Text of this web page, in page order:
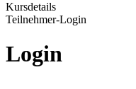
Kursdetails
Teilnehmer-Login
Login